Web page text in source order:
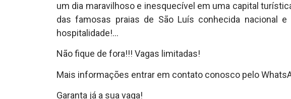
um dia maravilhoso e inesquecível em uma capital
das famosas praias de São Luís conhecida nacional
hospitalidade!…
Não fique de fora!!! Vagas limitadas!
Mais informações entrar em contato conosco pelo
Garanta já a sua vaga!